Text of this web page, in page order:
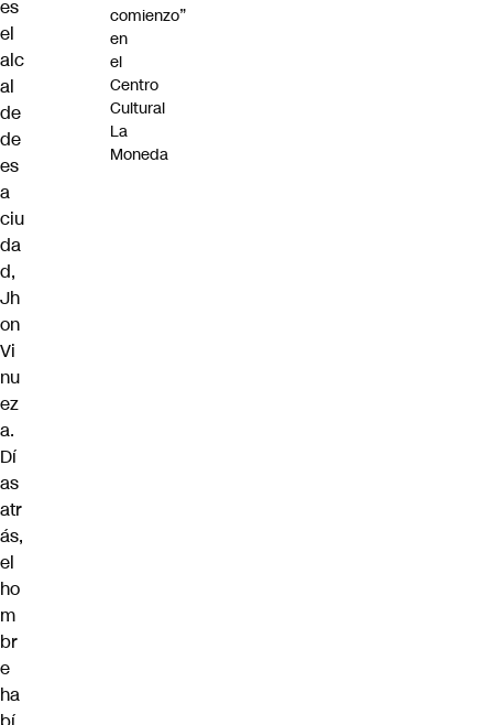
es
el
alc
al
de
de
es
a
ciu
da
d,
Jh
on
Vi
nu
ez
a.
Dí
as
atr
ás,
el
ho
m
br
e
ha
comienzo”
en
el
Centro
Cultural
La
Moneda